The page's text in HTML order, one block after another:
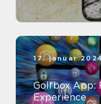
17. januar
Golfbox App:
Experience